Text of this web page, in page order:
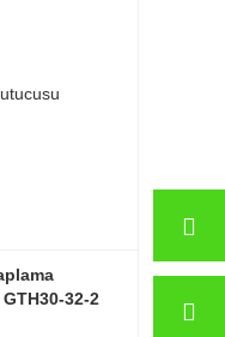
32-2